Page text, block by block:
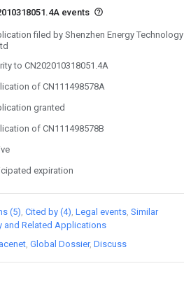
events
filed by Shenzhen Energy Technology
to CN202010318051.4A
of CN111498578A
granted
of CN111498578B
expiration
(5) Cited by (4) Legal events Similar
and Related Applications
Global Dossier Discuss